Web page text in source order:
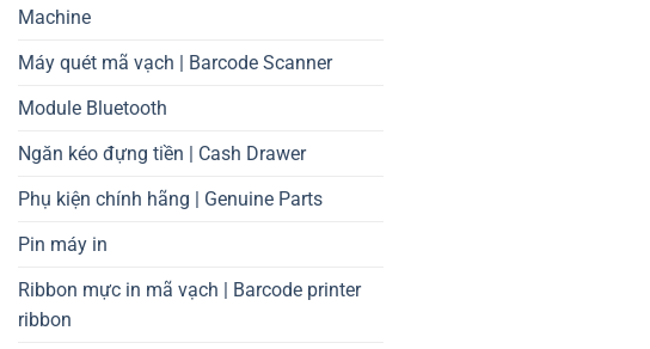
Machine
Máy quét mã vạch | Barcode Scanner
Module Bluetooth
Ngăn kéo đựng tiền | Cash Drawer
Phụ kiện chính hãng | Genuine Parts
Pin máy in
Ribbon mực in mã vạch | Barcode printer
ribbon